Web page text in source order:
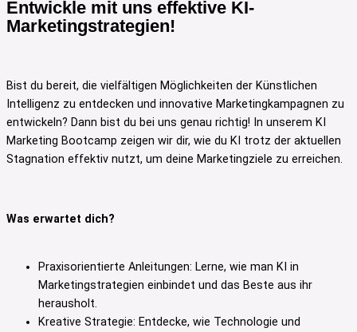
Entwickle mit uns effektive KI-
Marketingstrategien!
Bist du bereit, die vielfältigen Möglichkeiten der Künstlichen
Intelligenz zu entdecken und innovative Marketingkampagnen zu
entwickeln? Dann bist du bei uns genau richtig! In unserem KI
Marketing Bootcamp zeigen wir dir, wie du KI trotz der aktuellen
Stagnation effektiv nutzt, um deine Marketingziele zu erreichen.
Was erwartet dich?
Praxisorientierte Anleitungen: Lerne, wie man KI in
Marketingstrategien einbindet und das Beste aus ihr
herausholt.
Kreative Strategie: Entdecke, wie Technologie und